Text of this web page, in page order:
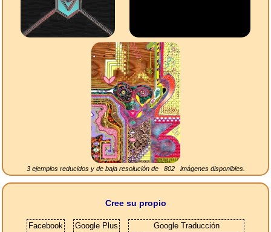
3 ejemplos reducidos y de baja resolución de 802imágenes disponibles.
Cree su propio
Facebook Google Plus Google Traducción